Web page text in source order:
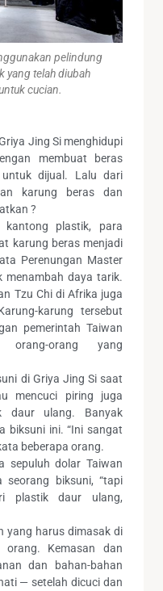
pelindung
yang telah diubah
cucian.
Jing Si menghidupi
membuat beras
dijual. Lalu dari
karung beras dan
?
kantong plastik, para
karung beras menjadi
Perenungan Master
menambah daya tarik.
Tzu Chi di Afrika juga
karung tersebut
pemerintah Taiwan
orang yang
di Griya Jing Si saat
mencuci piring juga
daur ulang. Banyak
biksuni ini. “Ini sangat
beberapa orang.
sepuluh dolar Taiwan
seorang biksuni, “tapi
plastik daur ulang,
yang harus dimasak di
Kemasan dan
dan bahan-bahan
— setelah dicuci dan